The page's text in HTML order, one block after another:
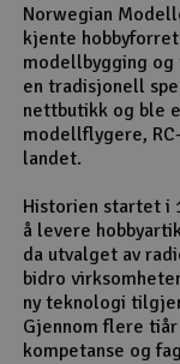
Norwegian
kjente
modellbygging og
en tradisjonell
nettbutikk og ble
modellflygere,
landet.
Historien startet i
å levere
da utvalget av
bidro
ny teknologi
Gjennom flere
kompetanse og